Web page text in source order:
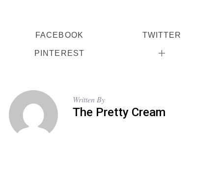
FACEBOOK TWITTER
PINTEREST
Written By
The Pretty Cream
S
c
h
o